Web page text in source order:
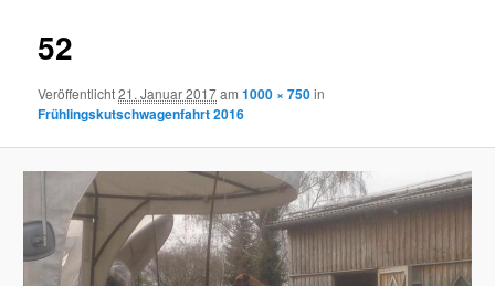
52
Veröffentlicht21. Januar 2017am1000 × 750in
Frühlingskutschwagenfahrt 2016